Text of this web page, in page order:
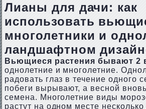
Лианы для дачи: как
использовать
многолетники и
ландшафтном
Вьющиеся растения бывают 2
однолетние и многолетние.
радовать глаз в течение одного
побеги вырывают, а весной
семена. Многолетние виды
растут на одном месте несколько